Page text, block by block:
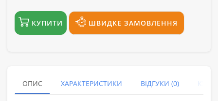
КУПИТИ ШВИДКЕ ЗАМОВЛЕННЯ
ОПИС ХАРАКТЕРИСТИКИ ВІДГУКИ (0)